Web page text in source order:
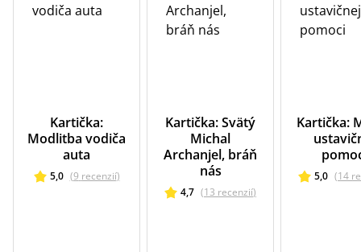
Kartička:
Modlitba vodiča
auta
5,0 (9 recenzií)
Kartička: Svätý
Michal
Archanjel, bráň
nás
4,7 (13 recenzií)
Kartička:
5,0 (14